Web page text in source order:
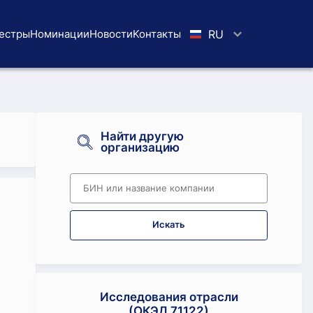
НоминацииНовостиKoнтaкты RU
Найти другую
организацию
Искать
Исследования отрасли